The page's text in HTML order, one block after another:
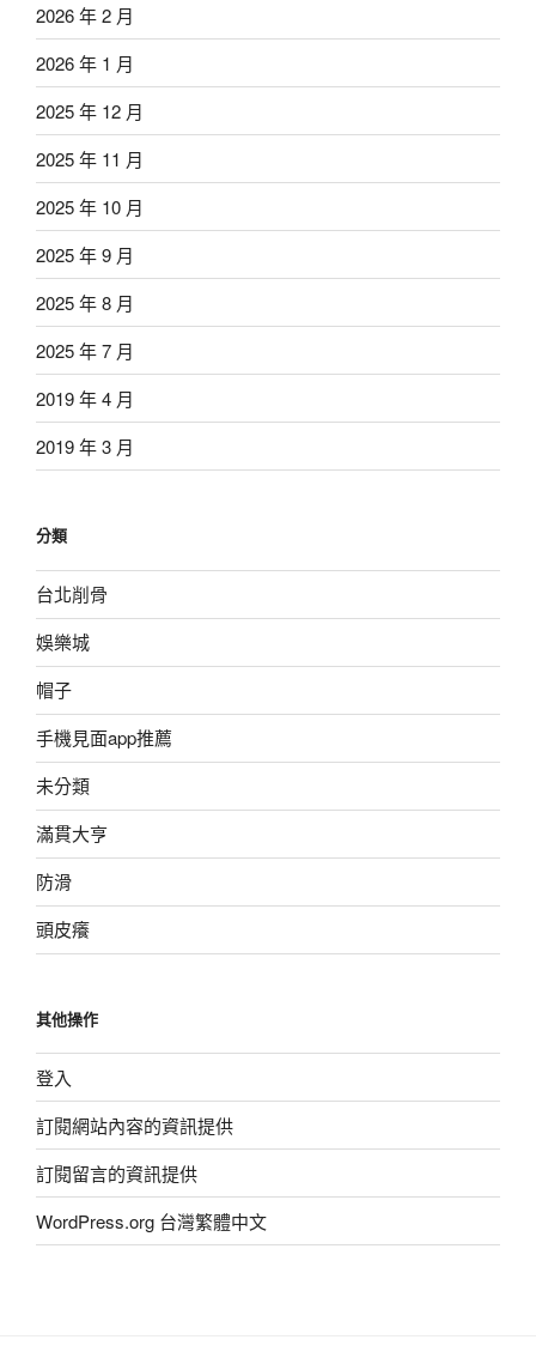
2026 年 2 月
2026 年 1 月
2025 年 12 月
2025 年 11 月
2025 年 10 月
2025 年 9 月
2025 年 8 月
2025 年 7 月
2019 年 4 月
2019 年 3 月
分類
台北削骨
娛樂城
帽子
手機見面app推薦
未分類
滿貫大亨
防滑
頭皮癢
其他操作
登入
訂閱網站內容的資訊提供
訂閱留言的資訊提供
WordPress.org 台灣繁體中文